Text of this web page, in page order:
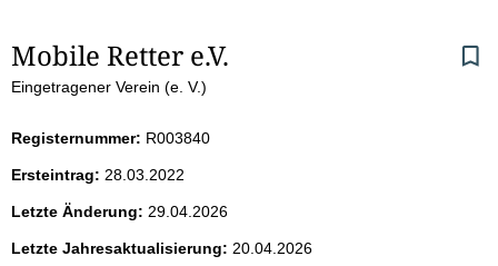
S
e
i
t
e
Mobile Retter e.V.
Eingetragener Verein (e. V.)
Registernummer: R003840
Ersteintrag: 28.03.2022
Letzte Änderung: 29.04.2026
Letzte Jahresaktualisierung: 20.04.2026